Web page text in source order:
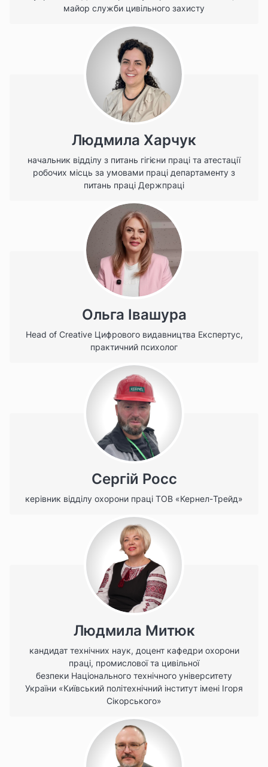
майор служби цивільного захисту
Людмила Харчук
начальник відділу з питань гігієни праці та атестації
робочих місць за умовами праці департаменту з
питань праці Держпраці
Ольга Івашура
Head of Сreative Цифрового видавництва Експертус,
практичний психолог
Сергій Росс
керівник відділу охорони праці ТОВ «Кернел-Трейд»
Людмила Митюк
кандидат технічних наук, доцент кафедри охорони
праці, промислової та цивільної
безпеки Національного технічного університету
України «Київський політехнічний інститут імені Ігоря
Сікорського»